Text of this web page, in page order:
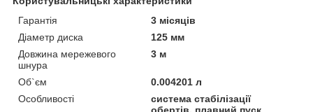
Гарантія
3 місяців
Діаметр диска
125 мм
Довжина мережевого
шнура
3 м
Об`єм
0.004201 л
Особливості
система стабілізації
обертів, плавний пуск